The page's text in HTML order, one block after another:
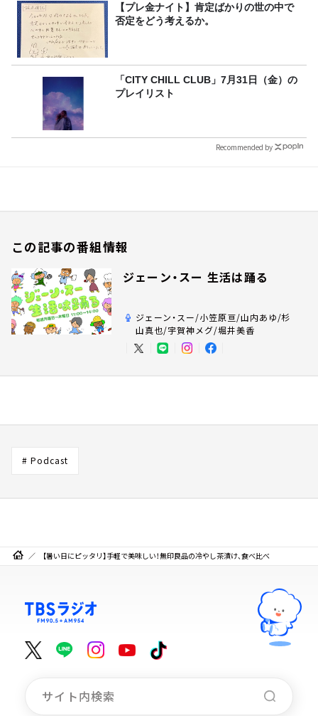
【プレ金ナイト】肯定ばかりの世の中で
否定をどう考えるか。
「CITY CHILL CLUB」7月31日（金）の
プレイリスト
Recommended by
この記事の番組情報
ジェーン・スー 生活は踊る
ジェーン・スー/小笠原亘/山内あゆ/杉
山真也/宇賀神メグ/堀井美香
# Podcast
【暑い日にピッタリ】手軽で美味しい！無印良品の冷やし茶漬け、食べ比べ